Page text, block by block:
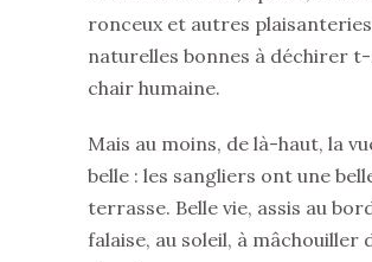
ronceux et autres plaisanteries
naturelles bonnes à déchirer
chair humaine.
Mais au moins, de là-haut, la
belle : les sangliers ont une
terrasse. Belle vie, assis au
falaise, au soleil, à mâchouiller